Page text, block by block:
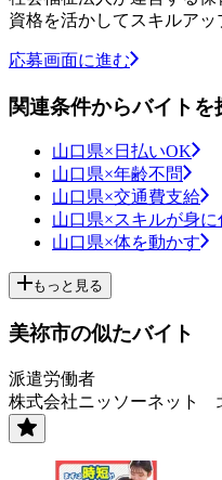
資格を活かしてスキルア
応募画面に進む
関連条件からバイトを
山口県×日払いOK
山口県×年齢不問
山口県×交通費支給
山口県×スキルが身に
山口県×体を動かす
もっと見る
美祢市の似たバイト
派遣労働者
株式会社ニッソーネット